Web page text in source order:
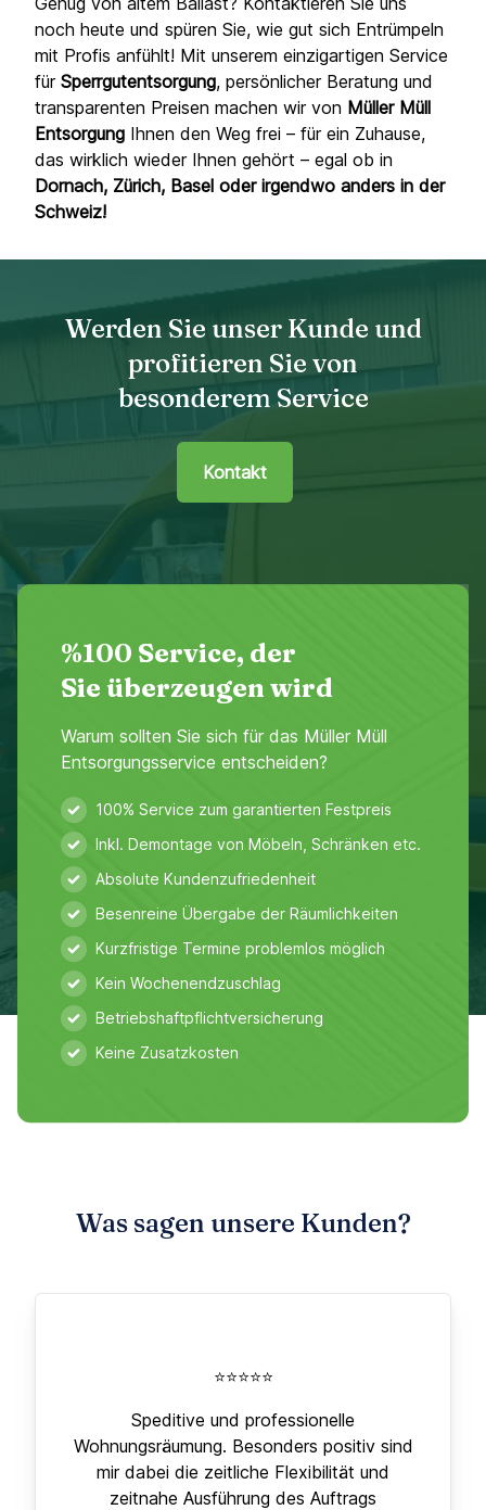
noch heute und spüren Sie, wie gut sich Entrümpeln
mit Profis anfühlt! Mit unserem einzigartigen Service
für Sperrgutentsorgung, persönlicher Beratung und
transparenten Preisen machen wir von Müller Müll
Entsorgung Ihnen den Weg frei – für ein Zuhause,
das wirklich wieder Ihnen gehört – egal ob in
Dornach, Zürich, Basel oder irgendwo anders in der
Schweiz!
Werden Sie unser Kunde und
profitieren Sie von
besonderem Service
Kontakt
%100 Service, der
Sie überzeugen wird
Warum sollten Sie sich für das Müller Müll
Entsorgungsservice entscheiden?
100% Service zum garantierten Festpreis
Inkl. Demontage von Möbeln, Schränken etc.
Absolute Kundenzufriedenheit
Besenreine Übergabe der Räumlichkeiten
Kurzfristige Termine problemlos möglich
Kein Wochenendzuschlag
Betriebshaftpflichtversicherung
Keine Zusatzkosten
Was sagen unsere Kunden?
⭐⭐⭐⭐⭐
Speditive und professionelle
Wohnungsräumung. Besonders positiv sind
mir dabei die zeitliche Flexibilität und
zeitnahe Ausführung des Auftrags